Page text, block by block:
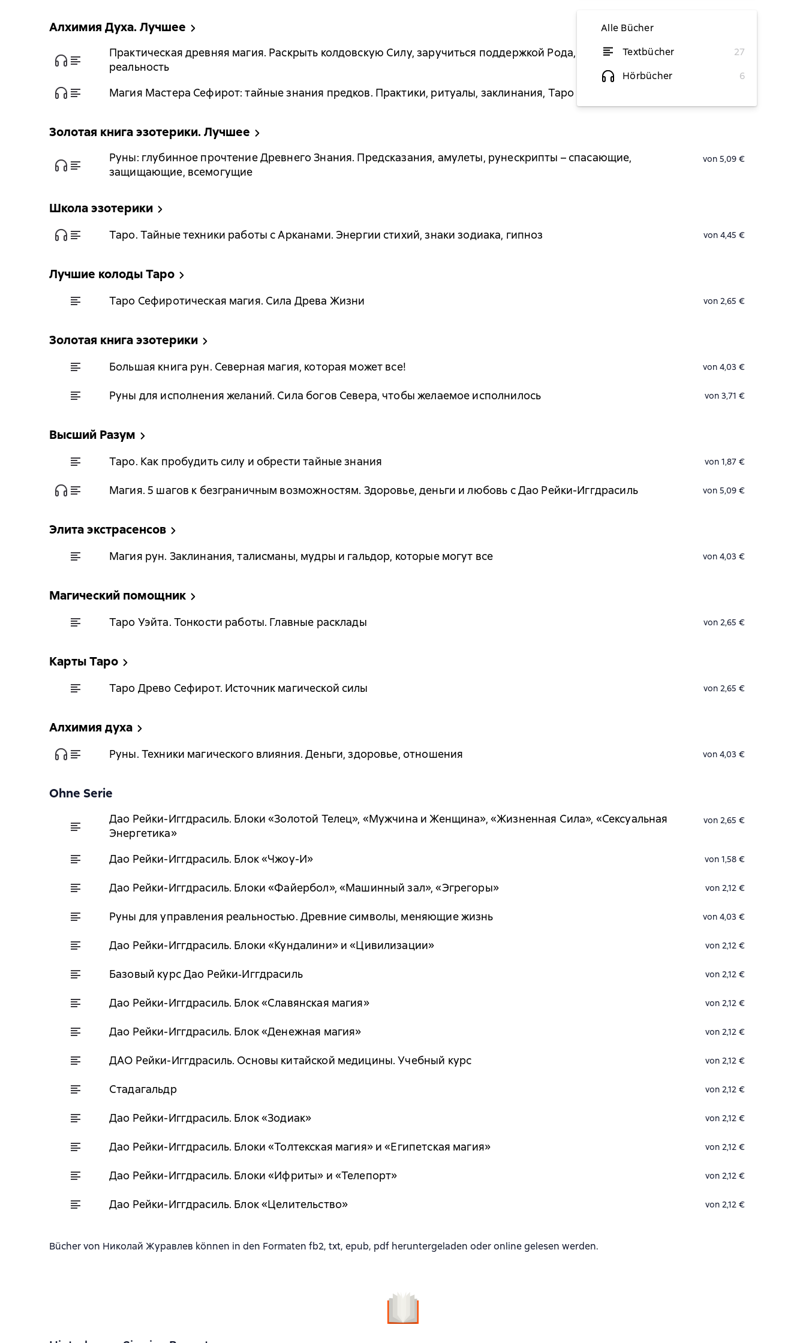
Alle Bücher
Textbücher
27
Hörbücher
6
Алхимия Духа. Лучшее
Практическая древняя магия. Раскрыть колдовскую Силу, заручиться поддержкой Рода, изменить свою
реальность
von 5,84 €
Магия Мастера Сефирот: тайные знания предков. Практики, ритуалы, заклинания, Таро
Золотая книга эзотерики. Лучшее
Руны: глубинное прочтение Древнего Знания. Предсказания, амулеты, рунескрипты – спасающие,
защищающие, всемогущие
von 5,09 €
Школа эзотерики
Таро. Тайные техники работы с Арканами. Энергии стихий, знаки зодиака, гипноз von 4,45 €
Лучшие колоды Таро
Таро Сефиротическая магия. Сила Древа Жизни von 2,65 €
Золотая книга эзотерики
Большая книга рун. Северная магия, которая может все! von 4,03 €
Руны для исполнения желаний. Сила богов Севера, чтобы желаемое исполнилось von 3,71 €
Высший Разум
Таро. Как пробудить силу и обрести тайные знания von 1,87 €
Магия. 5 шагов к безграничным возможностям. Здоровье, деньги и любовь с Дао Рейки-Иггдрасиль von 5,09 €
Элита экстрасенсов
Магия рун. Заклинания, талисманы, мудры и гальдор, которые могут все von 4,03 €
Магический помощник
Таро Уэйта. Тонкости работы. Главные расклады von 2,65 €
Карты Таро
Таро Древо Сефирот. Источник магической силы von 2,65 €
Алхимия духа
Руны. Техники магического влияния. Деньги, здоровье, отношения von 4,03 €
Ohne Serie
Дао Рейки-Иггдрасиль. Блоки «Золотой Телец», «Мужчина и Женщина», «Жизненная Сила», «Сексуальная
Энергетика»
von 2,65 €
Дао Рейки-Иггдрасиль. Блок «Чжоу-И» von 1,58 €
Дао Рейки-Иггдрасиль. Блоки «Файербол», «Машинный зал», «Эгрегоры» von 2,12 €
Руны для управления реальностью. Древние символы, меняющие жизнь von 4,03 €
Дао Рейки-Иггдрасиль. Блоки «Кундалини» и «Цивилизации» von 2,12 €
Базовый курс Дао Рейки‐Иггдрасиль von 2,12 €
Дао Рейки-Иггдрасиль. Блок «Славянская магия» von 2,12 €
Дао Рейки-Иггдрасиль. Блок «Денежная магия» von 2,12 €
ДАО Рейки-Иггдрасиль. Основы китайской медицины. Учебный курс von 2,12 €
Стадагальдр von 2,12 €
Дао Рейки-Иггдрасиль. Блок «Зодиак» von 2,12 €
Дао Рейки-Иггдрасиль. Блоки «Толтекская магия» и «Египетская магия» von 2,12 €
Дао Рейки-Иггдрасиль. Блоки «Ифриты» и «Телепорт» von 2,12 €
Дао Рейки-Иггдрасиль. Блок «Целительство» von 2,12 €
Bücher von Николай Журавлев können in den Formaten fb2, txt, epub, pdf heruntergeladen oder online gelesen werden.